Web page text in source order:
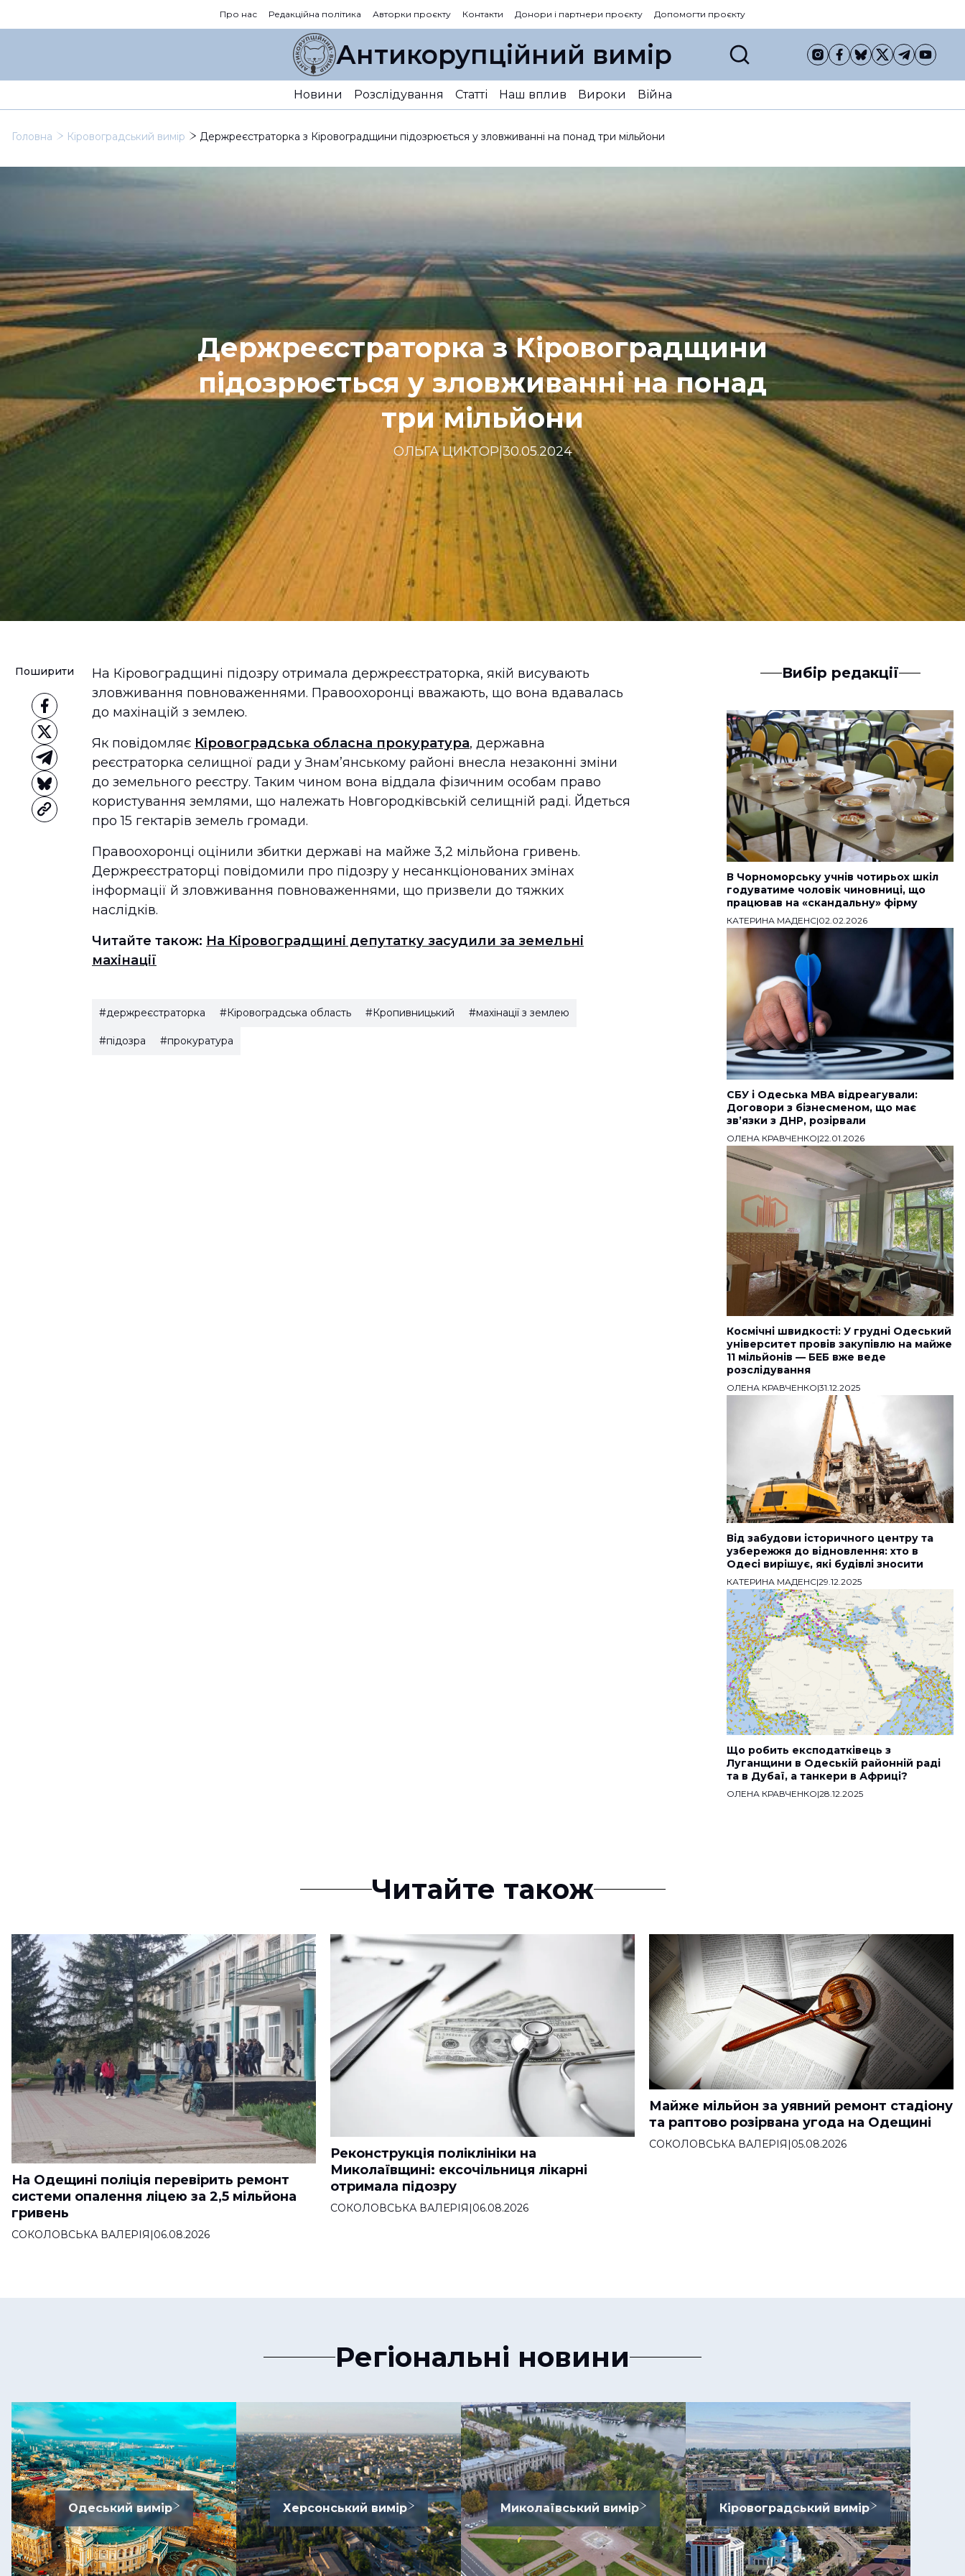
Про нас Редакційна політика Авторки проєкту Контакти Донори і партнери проєкту Допомогти проєкту
Антикорупційний вимір
Новини Розслідування Статті Наш вплив Вироки Війна
Головна Кіровоградський вимір Держреєстраторка з Кіровоградщини підозрюється у зловживанні на понад три мільйони
Держреєстраторка з Кіровоградщини
підозрюється у зловживанні на понад
три мільйони
ОЛЬГА ЦИКТОР|30.05.2024
Поширити
На Кіровоградщині підозру отримала держреєстраторка, якій висувають
зловживання повноваженнями. Правоохоронці вважають, що вона вдавалась
до махінацій з землею.
Як повідомляє Кіровоградська обласна прокуратура, державна
реєстраторка селищної ради у Знам’янському районі внесла незаконні зміни
до земельного реєстру. Таким чином вона віддала фізичним особам право
користування землями, що належать Новгородківській селищній раді. Йдеться
про 15 гектарів земель громади.
Правоохоронці оцінили збитки державі на майже 3,2 мільйона гривень.
Держреєстраторці повідомили про підозру у несанкціонованих змінах
інформації й зловживання повноваженнями, що призвели до тяжких
наслідків.
Читайте також: На Кіровоградщині депутатку засудили за земельні
махінації
#держреєстраторка #Кіровоградська область #Кропивницький #махінації з землею
#підозра #прокуратура
Вибір редакції
В Чорноморську учнів чотирьох шкіл
годуватиме чоловік чиновниці, що
працював на «скандальну» фірму
КАТЕРИНА МАДЕНС|02.02.2026
СБУ і Одеська МВА відреагували:
Договори з бізнесменом, що має
звʼязки з ДНР, розірвали
ОЛЕНА КРАВЧЕНКО|22.01.2026
Космічні швидкості: У грудні Одеський
університет провів закупівлю на майже
11 мільйонів — БЕБ вже веде
розслідування
ОЛЕНА КРАВЧЕНКО|31.12.2025
Від забудови історичного центру та
узбережжя до відновлення: хто в
Одесі вирішує, які будівлі зносити
КАТЕРИНА МАДЕНС|29.12.2025
Що робить експодатківець з
Луганщини в Одеській районній раді
та в Дубаї, а танкери в Африці?
ОЛЕНА КРАВЧЕНКО|28.12.2025
Читайте також
На Одещині поліція перевірить ремонт
системи опалення ліцею за 2,5 мільйона
гривень
СОКОЛОВСЬКА ВАЛЕРІЯ|06.08.2026
Реконструкція поліклініки на
Миколаївщині: ексочільниця лікарні
отримала підозру
СОКОЛОВСЬКА ВАЛЕРІЯ|06.08.2026
Майже мільйон за уявний ремонт стадіону
та раптово розірвана угода на Одещині
СОКОЛОВСЬКА ВАЛЕРІЯ|05.08.2026
Регіональні новини
Одеський вимір Херсонський вимір Миколаївський вимір Кіровоградський вимір